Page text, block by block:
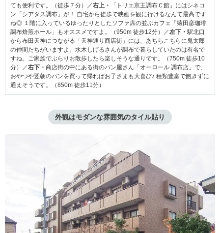
ても便利です。（徒歩７分）／右上・
「トリエ京王調布Ｃ館」にはシネコ
ン「シアタス調布」が！ 自宅から徒歩で映画を観に行けるなんて最高です
ね◎ １階に入っているゆったりとしたソファ席の並ぶカフェ「猿田彦珈琲
調布焙煎ホール」もオススメですよ。（950m 徒歩12分）／左下・駅北口
から布田天神につながる「天神通り商店街」には、あちらこちらに鬼太郎
の仲間たちがいますよ。水木しげるさんが調布で暮らしていたのは有名で
すね。ご家族でぶらりお散歩したら楽しそうな通りです。（750m 徒歩10
分）／右下・ 商店街の中にある街のパン屋さん「オーロール 調布店」で、
おやつや翌朝のパンを買って帰ればお子さまも大喜び♪ 種類豊富で飽きずに
通えそうです。（850m 徒歩11分）
外観はモダンな雰囲気のタイル貼り